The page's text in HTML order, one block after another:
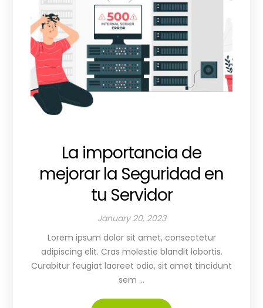
La importancia de
mejorar la Seguridad en
tu Servidor
January 20, 2023
Lorem ipsum dolor sit amet, consectetur
adipiscing elit. Cras molestie blandit lobortis.
Curabitur feugiat laoreet odio, sit amet tincidunt
sem ...